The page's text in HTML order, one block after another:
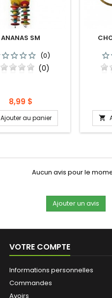
ANANAS SM
(0)
(0)
Prix
8,99 $
Ajouter au panier 
Aucun avis pour le
VOTRE COMPTE
Informations personnelles
Commandes
Avoirs